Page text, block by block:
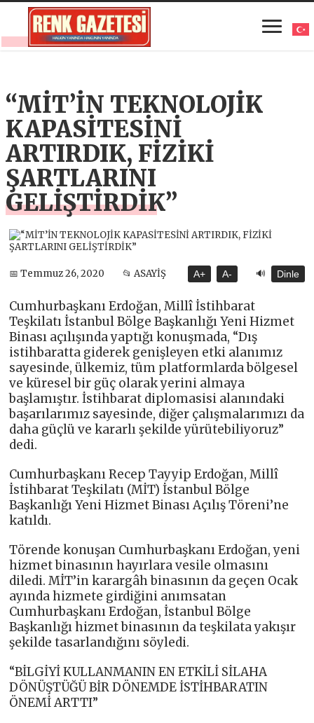
“MİT’İN TEKNOLOJİK
KAPASİTESİNİ
ARTIRDIK, FİZİKİ
ŞARTLARINI
GELİŞTİRDİK”
📅 Temmuz 26, 2020 📂 ASAYİŞ A+ A- 🔊 Dinle
Cumhurbaşkanı Erdoğan, Millî İstihbarat
Teşkilatı İstanbul Bölge Başkanlığı Yeni Hizmet
Binası açılışında yaptığı konuşmada, “Dış
istihbaratta giderek genişleyen etki alanımız
sayesinde, ülkemiz, tüm platformlarda bölgesel
ve küresel bir güç olarak yerini almaya
başlamıştır. İstihbarat diplomasisi alanındaki
başarılarımız sayesinde, diğer çalışmalarımızı da
daha güçlü ve kararlı şekilde yürütebiliyoruz”
dedi.
Cumhurbaşkanı Recep Tayyip Erdoğan, Millî
İstihbarat Teşkilatı (MİT) İstanbul Bölge
Başkanlığı Yeni Hizmet Binası Açılış Töreni’ne
katıldı.
Törende konuşan Cumhurbaşkanı Erdoğan, yeni
hizmet binasının hayırlara vesile olmasını
diledi. MİT’in karargâh binasının da geçen Ocak
ayında hizmete girdiğini anımsatan
Cumhurbaşkanı Erdoğan, İstanbul Bölge
Başkanlığı hizmet binasının da teşkilata yakışır
şekilde tasarlandığını söyledi.
“BİLGİYİ KULLANMANIN EN ETKİLİ SİLAHA
DÖNÜŞTÜĞÜ BİR DÖNEMDE İSTİHBARATIN
ÖNEMİ ARTTI”